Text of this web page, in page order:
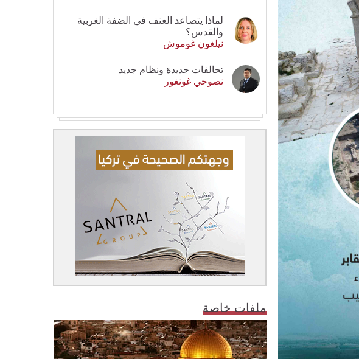
لماذا يتصاعد العنف في الضفة الغربية
والقدس؟
نيلغون غوموش
تحالفات جديدة ونظام جديد
نصوحي غونغور
ملفات خاصة